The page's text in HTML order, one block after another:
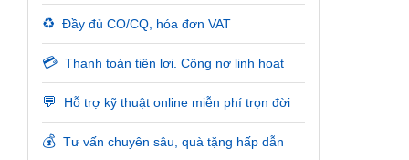
♻️ Đầy đủ CO/CQ, hóa đơn VAT
💳 Thanh toán tiện lợi. Công nợ linh hoạt
💬 Hỗ trợ kỹ thuật online miễn phí trọn đời
💰 Tư vấn chuyên sâu, quà tặng hấp dẫn